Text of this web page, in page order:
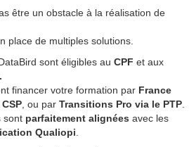
être un obstacle à la réalisation de
place de multiples solutions.
sont éligibles au CPF et aux
financer votre formation par France
CSP, ou par Transitions Pro via le PTP.
sont parfaitement alignées avec les
Qualiopi.